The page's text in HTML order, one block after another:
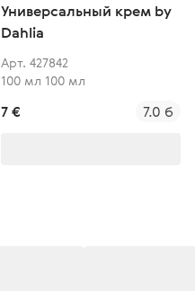
Универсальный крем by
Dahlia
Арт. 427842
100 мл 100 мл
7 € 7.0 б